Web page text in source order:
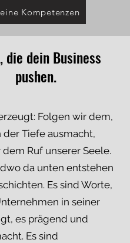
Kompetenzen
die dein Business
pushen.
Folgen wir dem,
der Tiefe ausmacht,
Ruf unserer Seele.
da unten entstehen
Es sind Worte,
in seiner
es prägend und
Es sind